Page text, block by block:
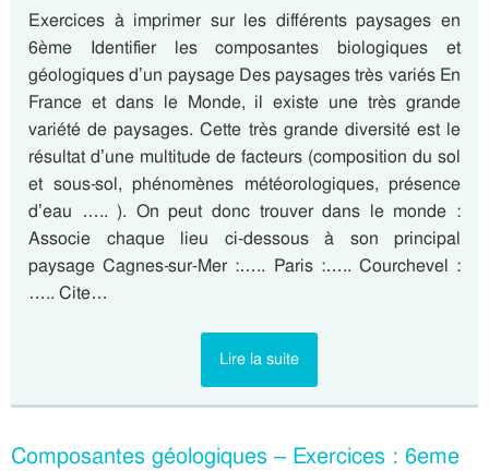
Exercices à imprimer sur les différents paysages en
6ème Identifier les composantes biologiques et
géologiques d’un paysage Des paysages très variés En
France et dans le Monde, il existe une très grande
variété de paysages. Cette très grande diversité est le
résultat d’une multitude de facteurs (composition du sol
et sous-sol, phénomènes météorologiques, présence
d’eau ….. ). On peut donc trouver dans le monde :
Associe chaque lieu ci-dessous à son principal
paysage Cagnes-sur-Mer :….. Paris :….. Courchevel :
….. Cite…
Lire la suite
Composantes géologiques – Exercices : 6eme